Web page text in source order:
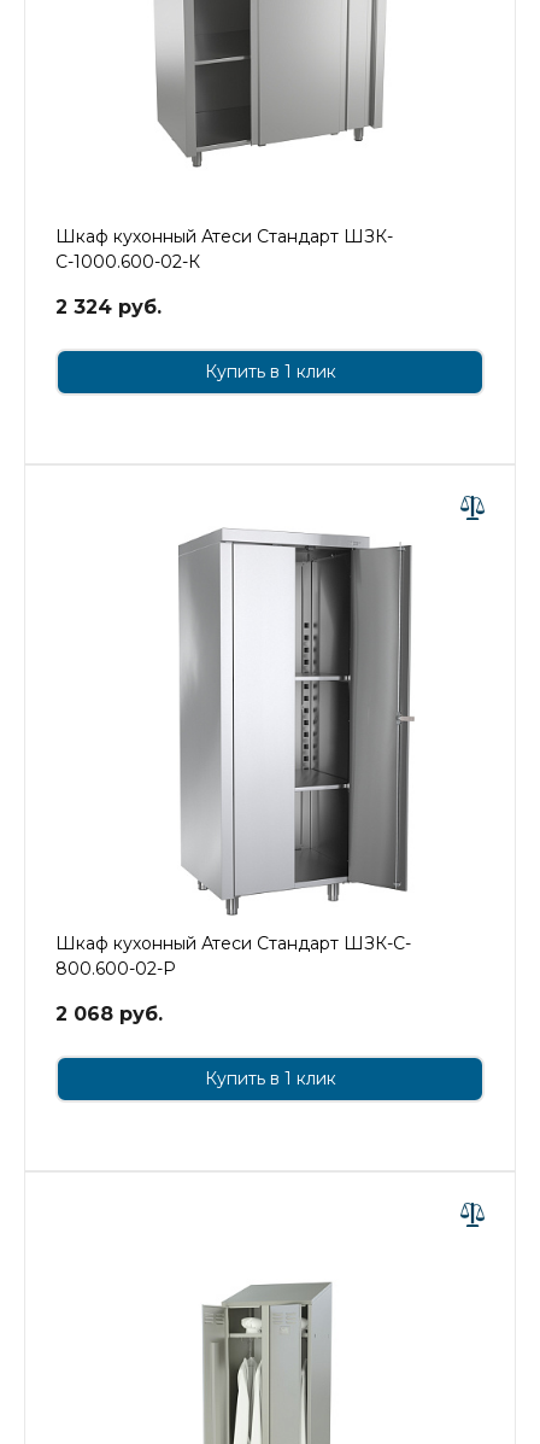
Шкаф кухонный Атеси Стандарт ШЗК-
С-1000.600-02-К
2 324 руб.
Купить в 1 клик
Шкаф кухонный Атеси Стандарт ШЗК-С-
800.600-02-Р
2 068 руб.
Купить в 1 клик